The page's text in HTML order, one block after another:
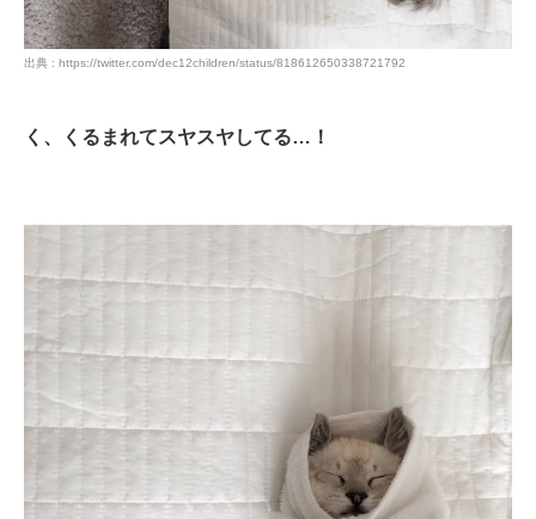
出典 : https://twitter.com/dec12children/status/818612650338721792
く、くるまれてスヤスヤしてる…！